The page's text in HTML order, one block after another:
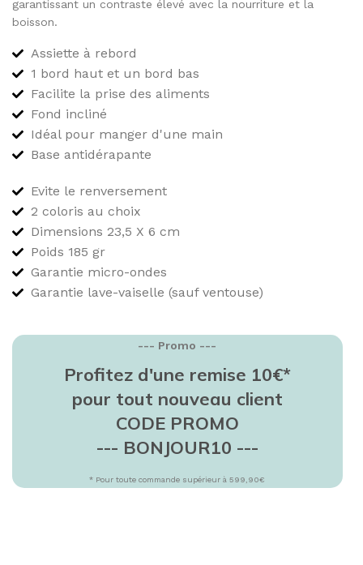
garantissant un contraste élevé avec la nourriture et la
boisson.
Assiette à rebord
1 bord haut et un bord bas
Facilite la prise des aliments
Fond incliné
Idéal pour manger d'une main
Base antidérapante
Evite le renversement
2 coloris au choix
Dimensions 23,5 X 6 cm
Poids 185 gr
Garantie micro-ondes
Garantie lave-vaiselle (sauf ventouse)
--- Promo ---
Profitez d'une remise 10€*
pour tout nouveau client
CODE PROMO
--- BONJOUR10 ---
* Pour toute commande supérieur à 599,90€